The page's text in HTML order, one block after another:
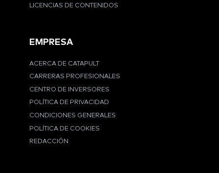
LICENCIAS DE CONTENIDOS
EMPRESA
ACERCA DE CATAPULT
CARRERAS PROFESIONALES
CENTRO DE INVERSORES
POLÍTICA DE PRIVACIDAD
CONDICIONES GENERALES
POLÍTICA DE COOKIES
REDACCIÓN